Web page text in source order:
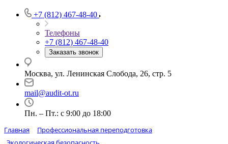
+7 (812) 467-48-40
Телефоны
+7 (812) 467-48-40
Заказать звонок
Москва, ул. Ленинская Слобода, 26, стр. 5
mail@audit-ot.ru
Пн. – Пт.: с 9:00 до 18:00
Главная
Профессиональная переподготовка